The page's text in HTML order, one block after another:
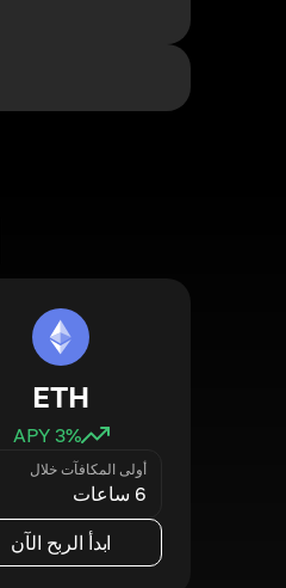
ETH
3% APY
أولى المكافآت خلال
6 ساعات
ابدأ الربح الآن